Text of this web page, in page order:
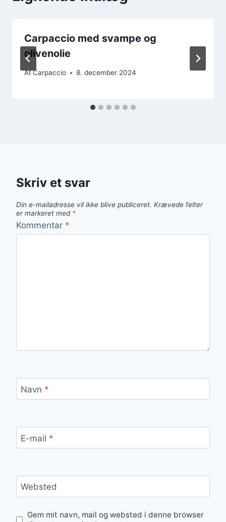
Carpaccio med svampe og
olivenolie
AfCarpaccio 8. december 2024
Skriv et svar
Din e-mailadresse vil ikke blive publiceret. Krævede felter
er markeret med *
Kommentar *
Navn *
E-mail *
Websted
Gem mit navn, mail og websted i denne browser